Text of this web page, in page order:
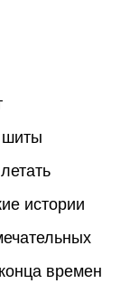
истории
времен